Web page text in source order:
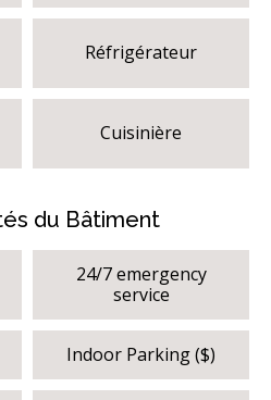
Réfrigérateur
Cuisinière
du Bâtiment
24/7 emergency
service
Indoor Parking ($)